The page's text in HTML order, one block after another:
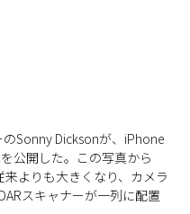
Sonny Dicksonが、iPhone
公開した。この写真から
よりも大きくなり、カメラ
スキャナーが一列に配置